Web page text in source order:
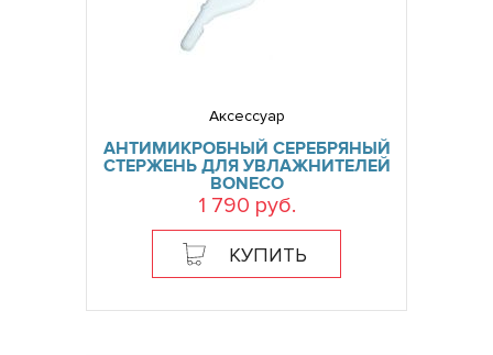
Аксессуар
АНТИМИКРОБНЫЙ СЕРЕБРЯНЫЙ
СТЕРЖЕНЬ ДЛЯ УВЛАЖНИТЕЛЕЙ
BONECO
1 790 руб.
КУПИТЬ